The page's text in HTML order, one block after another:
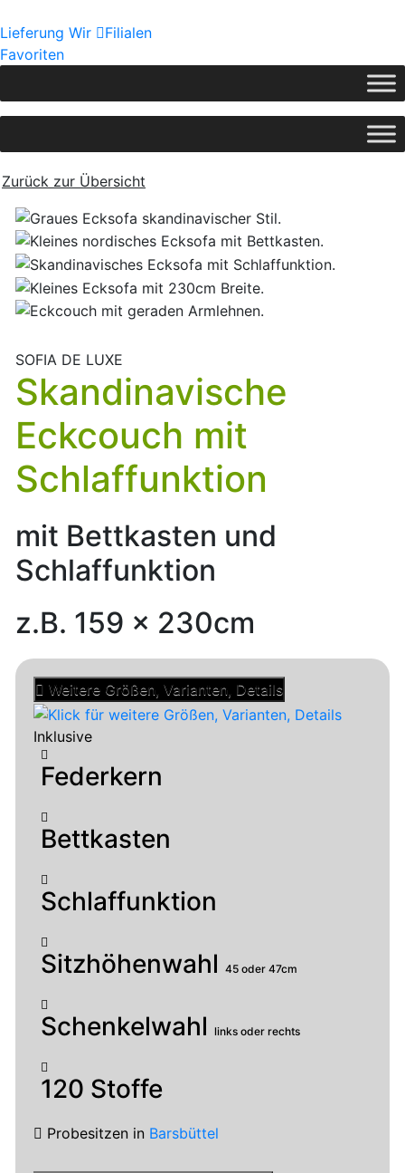
Lieferung Wir
Filialen
Favoriten
Zurück zur Übersicht
SOFIA DE LUXE
Skandinavische
Eckcouch mit
Schlaffunktion
mit Bettkasten und
Schlaffunktion
z.B. 159 x 230cm
Weitere Größen, Varianten, Details
Inklusive
Federkern
Bettkasten
Schlaffunktion
Sitzhöhenwahl 45 oder 47cm
Schenkelwahl links oder rechts
120 Stoffe
Probesitzen in Barsbüttel